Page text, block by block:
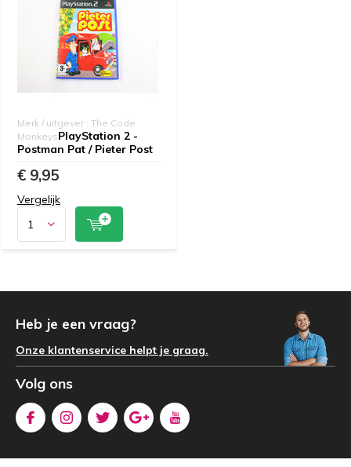
Merk / uitgever : The Code
MonkeysPlayStation 2 -
Postman Pat / Pieter Post
€ 9,95
Vergelijk
Heb je een vraag?
Onze klantenservice helpt je graag.
Volg ons